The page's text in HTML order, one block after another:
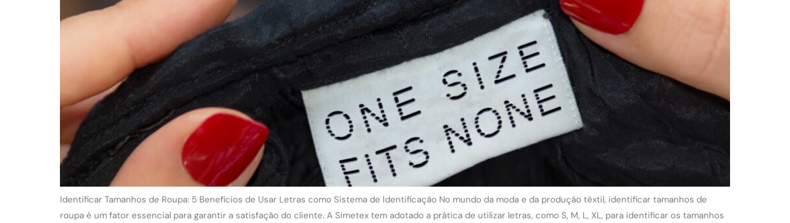
Identificar Tamanhos de Roupa: 5 Benefícios de Usar Letras como Sistema de Identificação No mundo da moda e da produção têxtil, identificar tamanhos de
roupa é um fator essencial para garantir a satisfação do cliente. A Simetex tem adotado a prática de utilizar letras, como S, M, L, XL, para identificar os tamanhos